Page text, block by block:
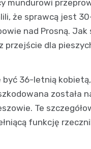
mundurowi
że sprawcą jest
nad Prosną.
przejście dla
być 36-letnią
Te
funkcję